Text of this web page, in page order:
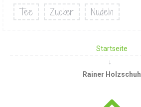
Tee
Zucker Nudeln
Startseite
Rainer Holzschuh